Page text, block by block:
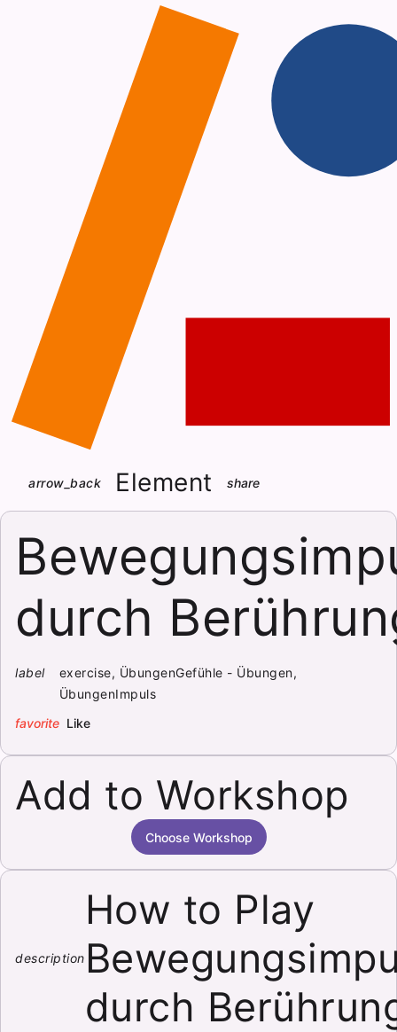
arrow_back Element share
durch
label
exercise, ÜbungenGefühle - Übungen,
ÜbungenImpuls
favorite Like
Add to Workshop
Choose Workshop
description
How to Play
durch